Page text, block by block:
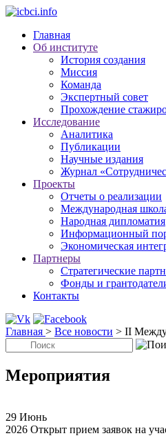
Главная
Об институте
История создания
Миссия
Команда
Экспертный совет
Прохождение
Исследование
Аналитика
Публикации
Научные издания
Журнал
Проекты
Отчеты о реализации
Международная
Народная дипломатия
Информационный
Экономическая
Партнеры
Стратегические
Фонды и
Контакты
Главная > Все новости > II
Мероприятия
29 Июнь
2026 Открыт прием заявок на